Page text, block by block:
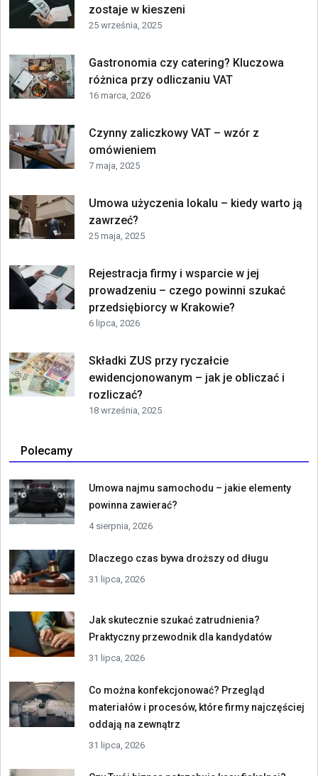
zostaje w kieszeni
25 września, 2025
Gastronomia czy catering? Kluczowa
różnica przy odliczaniu VAT
16 marca, 2026
Czynny zaliczkowy VAT – wzór z
omówieniem
7 maja, 2025
Umowa użyczenia lokalu – kiedy warto ją
zawrzeć?
25 maja, 2025
Rejestracja firmy i wsparcie w jej
prowadzeniu – czego powinni szukać
przedsiębiorcy w Krakowie?
6 lipca, 2026
Składki ZUS przy ryczałcie
ewidencjonowanym – jak je obliczać i
rozliczać?
18 września, 2025
Polecamy
Umowa najmu samochodu – jakie elementy
powinna zawierać?
4 sierpnia, 2026
Dlaczego czas bywa droższy od długu
31 lipca, 2026
Jak skutecznie szukać zatrudnienia?
Praktyczny przewodnik dla kandydatów
31 lipca, 2026
Co można konfekcjonować? Przegląd
materiałów i procesów, które firmy najczęściej
oddają na zewnątrz
31 lipca, 2026